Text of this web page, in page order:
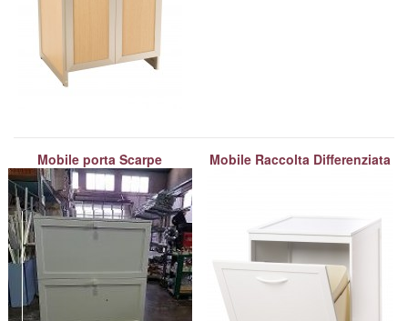
Mobile porta Scarpe Mobile Raccolta Differenziata